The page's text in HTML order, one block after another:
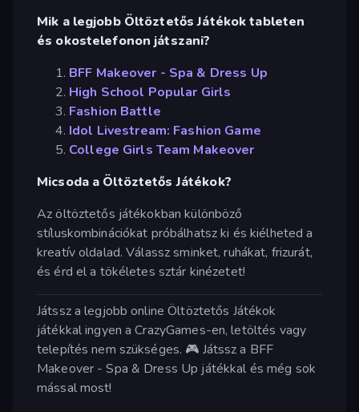
Mik a legjobb Öltöztetős Játékok tableten
és okostelefonon játszani?
BFF Makeover - Spa & Dress Up
High School Popular Girls
Fashion Battle
Idol Livestream: Fashion Game
College Girls Team Makeover
Micsoda a Öltöztetős Játékok?
Az öltöztetős játékokban különböző
stíluskombinációkat próbálhatsz ki és kiélheted a
kreatív oldalad. Válassz sminket, ruhákat, frizurát,
és érd el a tökéletes sztár kinézetet!
Játssz a legjobb online Öltöztetős Játékok
játékkal ingyen a CrazyGames-en, letöltés vagy
telepítés nem szükséges. 🎮 Játssz a BFF
Makeover - Spa & Dress Up játékkal és még sok
mással most!